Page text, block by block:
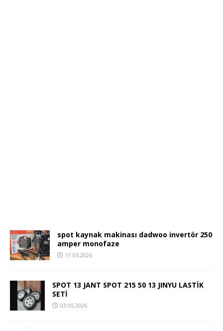
spot kaynak makinası dadwoo invertör 250
amper monofaze
11.05.2026
SPOT 13 JANT SPOT 215 50 13 JINYU LASTİK
SETİ
03.05.2026